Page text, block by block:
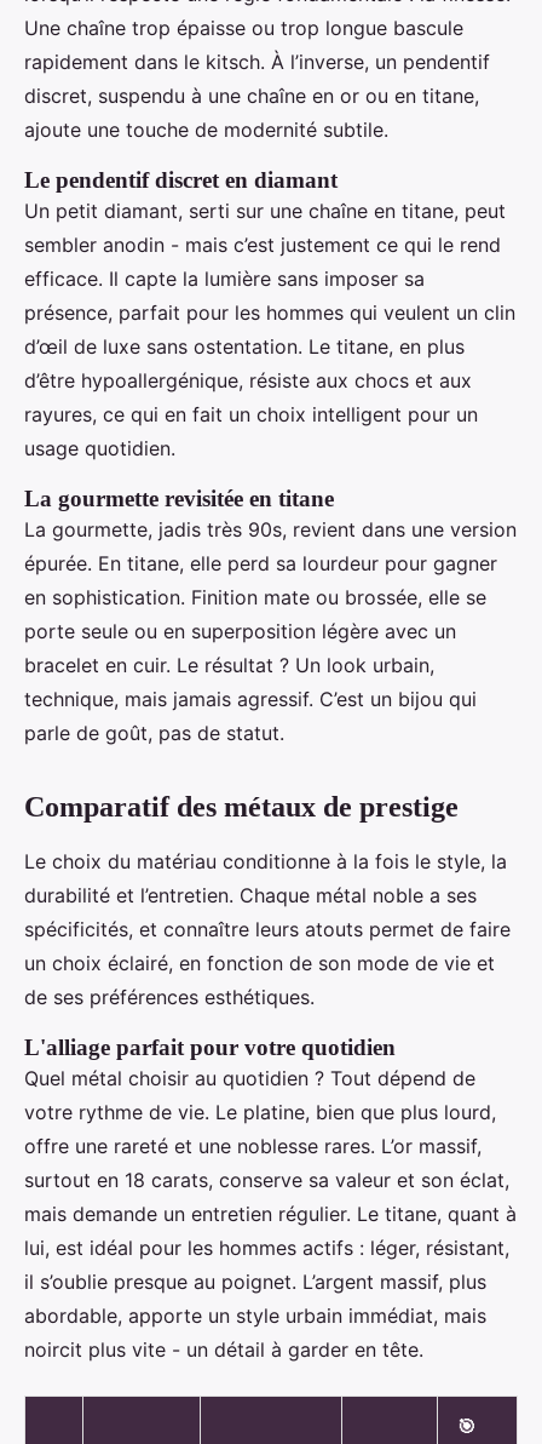
Une chaîne trop épaisse ou trop longue bascule
rapidement dans le kitsch. À l’inverse, un pendentif
discret, suspendu à une chaîne en or ou en titane,
ajoute une touche de modernité subtile.
Le pendentif discret en diamant
Un petit diamant, serti sur une chaîne en titane, peut
sembler anodin - mais c’est justement ce qui le rend
efficace. Il capte la lumière sans imposer sa
présence, parfait pour les hommes qui veulent un clin
d’œil de luxe sans ostentation. Le titane, en plus
d’être hypoallergénique, résiste aux chocs et aux
rayures, ce qui en fait un choix intelligent pour un
usage quotidien.
La gourmette revisitée en titane
La gourmette, jadis très 90s, revient dans une version
épurée. En titane, elle perd sa lourdeur pour gagner
en sophistication. Finition mate ou brossée, elle se
porte seule ou en superposition légère avec un
bracelet en cuir. Le résultat ? Un look urbain,
technique, mais jamais agressif. C’est un bijou qui
parle de goût, pas de statut.
Comparatif des métaux de prestige
Le choix du matériau conditionne à la fois le style, la
durabilité et l’entretien. Chaque métal noble a ses
spécificités, et connaître leurs atouts permet de faire
un choix éclairé, en fonction de son mode de vie et
de ses préférences esthétiques.
L'alliage parfait pour votre quotidien
Quel métal choisir au quotidien ? Tout dépend de
votre rythme de vie. Le platine, bien que plus lourd,
offre une rareté et une noblesse rares. L’or massif,
surtout en 18 carats, conserve sa valeur et son éclat,
mais demande un entretien régulier. Le titane, quant à
lui, est idéal pour les hommes actifs : léger, résistant,
il s’oublie presque au poignet. L’argent massif, plus
abordable, apporte un style urbain immédiat, mais
noircit plus vite - un détail à garder en tête.
🎯